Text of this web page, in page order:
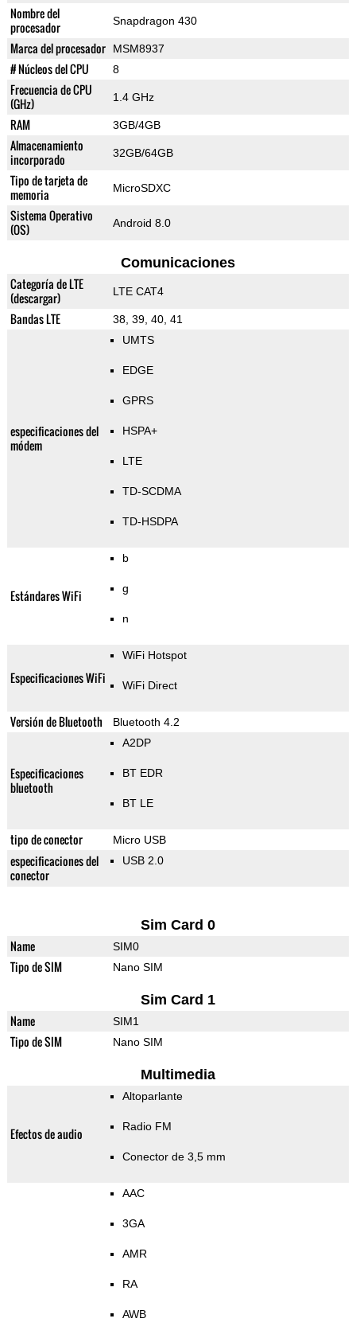
Nombre del
procesador
Snapdragon 430
Marca del procesador MSM8937
# Núcleos del CPU 8
Frecuencia de CPU
(GHz)
1.4 GHz
RAM 3GB/4GB
Almacenamiento
incorporado
32GB/64GB
Tipo de tarjeta de
memoria
MicroSDXC
Sistema Operativo
(OS)
Android 8.0
Comunicaciones
Categoría de LTE
(descargar)
LTE CAT4
Bandas LTE 38, 39, 40, 41
especificaciones del
módem
UMTS
EDGE
GPRS
HSPA+
LTE
TD-SCDMA
TD-HSDPA
Estándares WiFi
b
g
n
Especificaciones WiFi
WiFi Hotspot
WiFi Direct
Versión de Bluetooth Bluetooth 4.2
Especificaciones
bluetooth
A2DP
BT EDR
BT LE
tipo de conector Micro USB
especificaciones del
conector
USB 2.0
Sim Card 0
Name SIM0
Tipo de SIM Nano SIM
Sim Card 1
Name SIM1
Tipo de SIM Nano SIM
Multimedia
Efectos de audio
Altoparlante
Radio FM
Conector de 3,5 mm
AAC
3GA
AMR
RA
AWB